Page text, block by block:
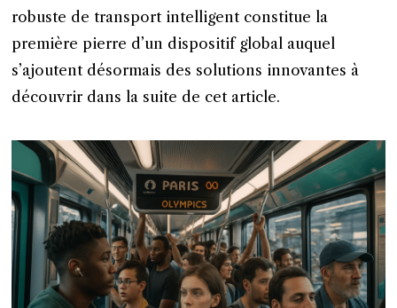
robuste de transport intelligent constitue la
première pierre d’un dispositif global auquel
s’ajoutent désormais des solutions innovantes à
découvrir dans la suite de cet article.